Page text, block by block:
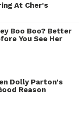
At Cher's
Boo Boo? Better
You See Her
Dolly Parton's
Reason